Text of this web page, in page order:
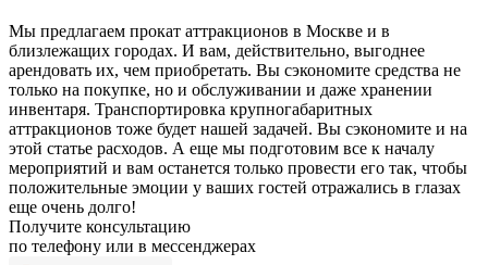
Мы предлагаем прокат аттракционов в Москве и в
близлежащих городах. И вам, действительно, выгоднее
арендовать их, чем приобретать. Вы сэкономите средства не
только на покупке, но и обслуживании и даже хранении
инвентаря. Транспортировка крупногабаритных
аттракционов тоже будет нашей задачей. Вы сэкономите и на
этой статье расходов. А еще мы подготовим все к началу
мероприятий и вам останется только провести его так, чтобы
положительные эмоции у ваших гостей отражались в глазах
еще очень долго!
Получите консультацию
по телефону или в мессенджерах